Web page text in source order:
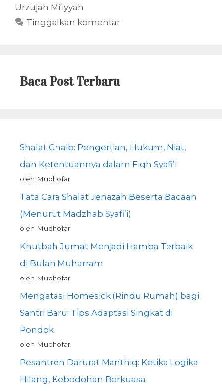
Urzujah Mi'iyyah
Tinggalkan komentar
Baca Post Terbaru
Shalat Ghaib: Pengertian, Hukum, Niat,
dan Ketentuannya dalam Fiqh Syafi’i
oleh Mudhofar
Tata Cara Shalat Jenazah Beserta Bacaan
(Menurut Madzhab Syafi’i)
oleh Mudhofar
Khutbah Jumat Menjadi Hamba Terbaik
di Bulan Muharram
oleh Mudhofar
Mengatasi Homesick (Rindu Rumah) bagi
Santri Baru: Tips Adaptasi Singkat di
Pondok
oleh Mudhofar
Pesantren Darurat Manthiq: Ketika Logika
Hilang, Kebodohan Berkuasa